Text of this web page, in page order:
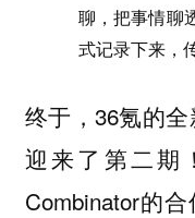
聊，把事情聊
式记录下来，
终于，36氪的
迎来了第二期
Combinator的